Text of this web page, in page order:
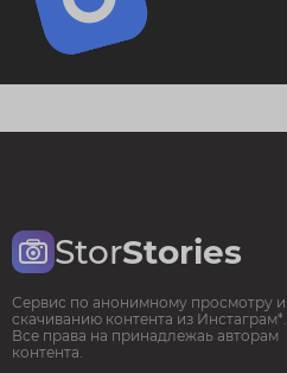
StorStories
Сервис по анонимному просмотру и
скачиванию контента из Инстаграм*.
Все права на принадлежаь авторам
контента.